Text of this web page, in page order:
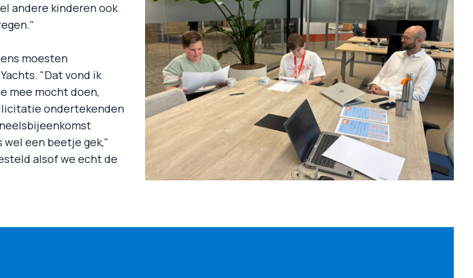
andere kinderen ook
moesten
"Dat vond ik
mee mocht doen,
ondertekenden
een beetje gek,"
alsof we echt de